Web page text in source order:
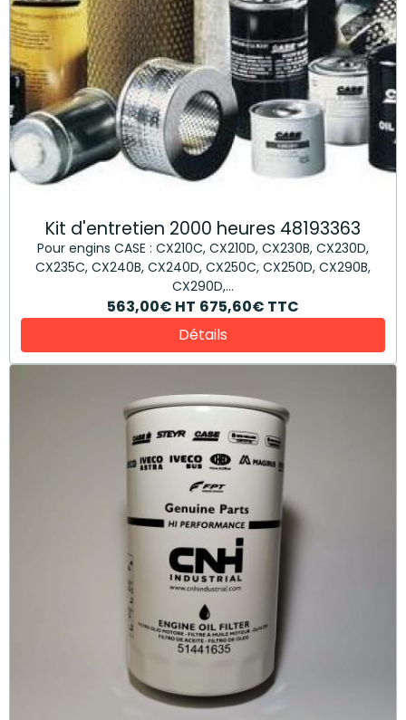
Kit d'entretien 2000 heures 48193363
Pour engins CASE : CX210C, CX210D, CX230B, CX230D,
CX235C, CX240B, CX240D, CX250C, CX250D, CX290B,
CX290D,...
563,00€ HT 675,60€ TTC
Détails